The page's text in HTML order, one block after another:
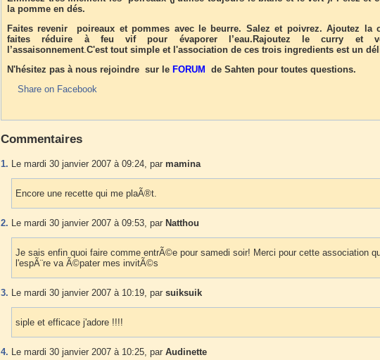
la pomme en dés.
Faites revenir poireaux et pommes avec le beurre. Salez et poivrez. Ajoutez la
faites réduire à feu vif pour évaporer l’eau.Rajoutez le curry et
l’assaisonnement.C'est tout simple et l'association de ces trois ingredients est un
N'hésitez pas à nous rejoindre sur le FORUM
de Sahten pour toutes questions.
Share on Facebook
Commentaires
1. Le mardi 30 janvier 2007 à 09:24, par mamina
Encore une recette qui me plaÃ®t.
2. Le mardi 30 janvier 2007 à 09:53, par Natthou
Je sais enfin quoi faire comme entrÃ©e pour samedi soir! Merci pour cette association
l'espÃ¨re va Ã©pater mes invitÃ©s
3. Le mardi 30 janvier 2007 à 10:19, par suiksuik
siple et efficace j'adore !!!!
4. Le mardi 30 janvier 2007 à 10:25, par Audinette